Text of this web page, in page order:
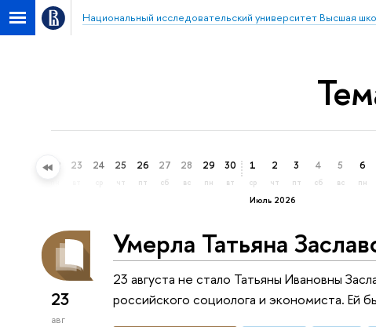
Национальный исследовательский университет Высшая
22 23 24 25
чт
26
пт
27
сб
28
вс
29
пн
30
вт
Июль 2026
1
ср
2
чт
3
пт
4
сб
5
вс
6
пн
23
авг
Умерла Татьяна
23 августа не стало Татьяны Ивановны
российского социолога и экономиста. Ей